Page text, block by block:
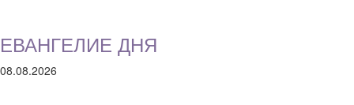
ЕВАНГЕЛИЕ ДНЯ
08.08.2026